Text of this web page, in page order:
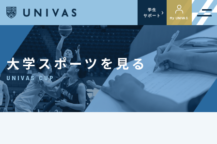
学生
サポート
My UNIVAS
大学スポーツを見る
UNIVAS CUP